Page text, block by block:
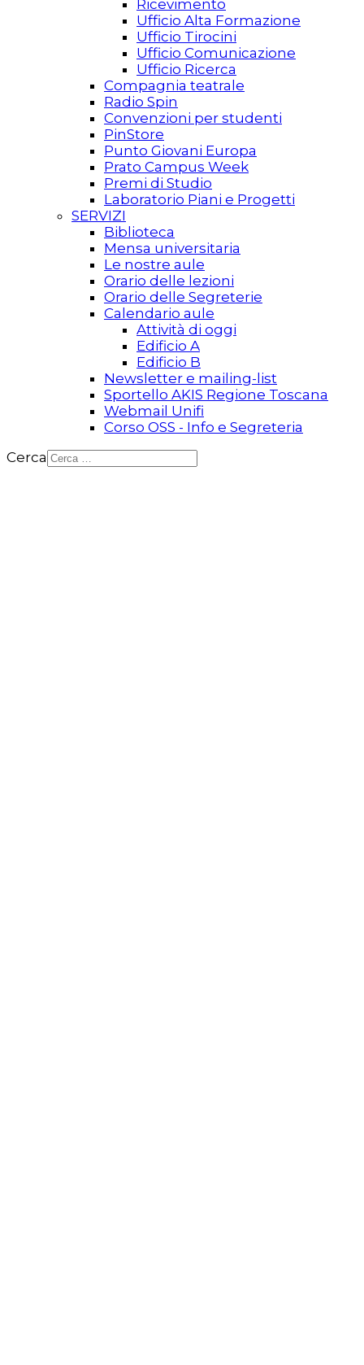
Ricevimento
Ufficio Alta Formazione
Ufficio Tirocini
Ufficio Comunicazione
Ufficio Ricerca
Compagnia teatrale
Radio Spin
Convenzioni per studenti
PinStore
Punto Giovani Europa
Prato Campus Week
Premi di Studio
Laboratorio Piani e Progetti
SERVIZI
Biblioteca
Mensa universitaria
Le nostre aule
Orario delle lezioni
Orario delle Segreterie
Calendario aule
Attività di oggi
Edificio A
Edificio B
Newsletter e mailing-list
Sportello AKIS Regione Toscana
Webmail Unifi
Corso OSS - Info e Segreteria
Cerca